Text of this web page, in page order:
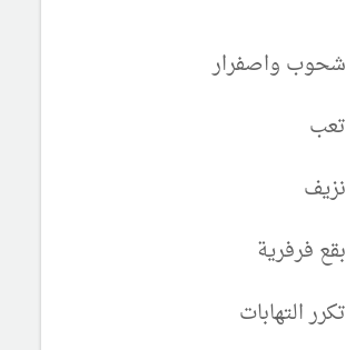
شحوب واصفرار
تعب
نزيف
بقع فرفرية
تكرر التهابات